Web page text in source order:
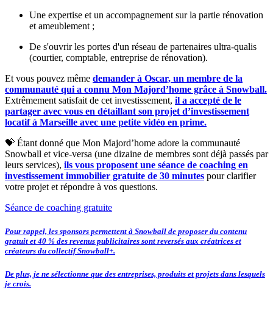
Une expertise et un accompagnement sur la partie rénovation
et ameublement ;
De s'ouvrir les portes d'un réseau de partenaires ultra-qualis
(courtier, comptable, entreprise de rénovation).
Et vous pouvez même demander à Oscar, un membre de la
communauté qui a connu Mon Majord’home grâce à Snowball.
Extrêmement satisfait de cet investissement, il a accepté de le
partager avec vous en détaillant son projet d’investissement
locatif à Marseille avec une petite vidéo en prime.
💝 Étant donné que Mon Majord’home adore la communauté
Snowball et vice-versa (une dizaine de membres sont déjà passés par
leurs services), ils vous proposent une séance de coaching en
investissement immobilier gratuite de 30 minutes pour clarifier
votre projet et répondre à vos questions.
Séance de coaching gratuite
Pour rappel, les sponsors permettent à Snowball de proposer du contenu
gratuit et 40 % des revenus publicitaires sont reversés aux créatrices et
créateurs du collectif Snowball+.
De plus, je ne sélectionne que des entreprises, produits et projets dans lesquels
je crois.